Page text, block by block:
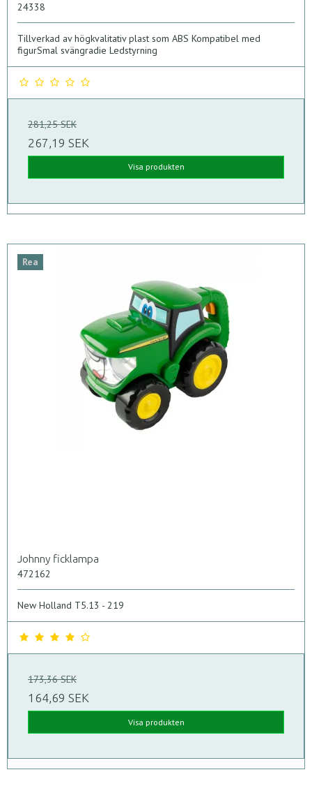
24338
Tillverkad av högkvalitativ plast som ABS Kompatibel med
figurSmal svängradie Ledstyrning
281,25 SEK
267,19 SEK
Visa produkten
Rea
Johnny ficklampa
472162
New Holland T5.13 - 219
173,36 SEK
164,69 SEK
Visa produkten